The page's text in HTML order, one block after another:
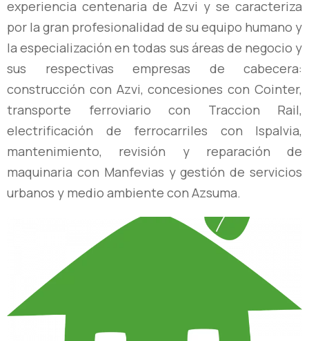
experiencia centenaria de Azvi y se caracteriza
por la gran profesionalidad de su equipo humano y
la especialización en todas sus áreas de negocio y
sus respectivas empresas de cabecera:
construcción con Azvi, concesiones con Cointer,
transporte ferroviario con Traccion Rail,
electrificación de ferrocarriles con Ispalvia,
mantenimiento, revisión y reparación de
maquinaria con Manfevias y gestión de servicios
urbanos y medio ambiente con Azsuma.